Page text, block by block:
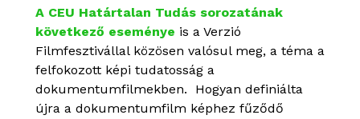
A CEU Határtalan Tudás sorozatának
következő eseménye is a Verzió
Filmfesztivállal közösen valósul meg, a téma a
felfokozott képi tudatosság a
dokumentumfilmekben. Hogyan definiálta
újra a dokumentumfilm képhez fűződő